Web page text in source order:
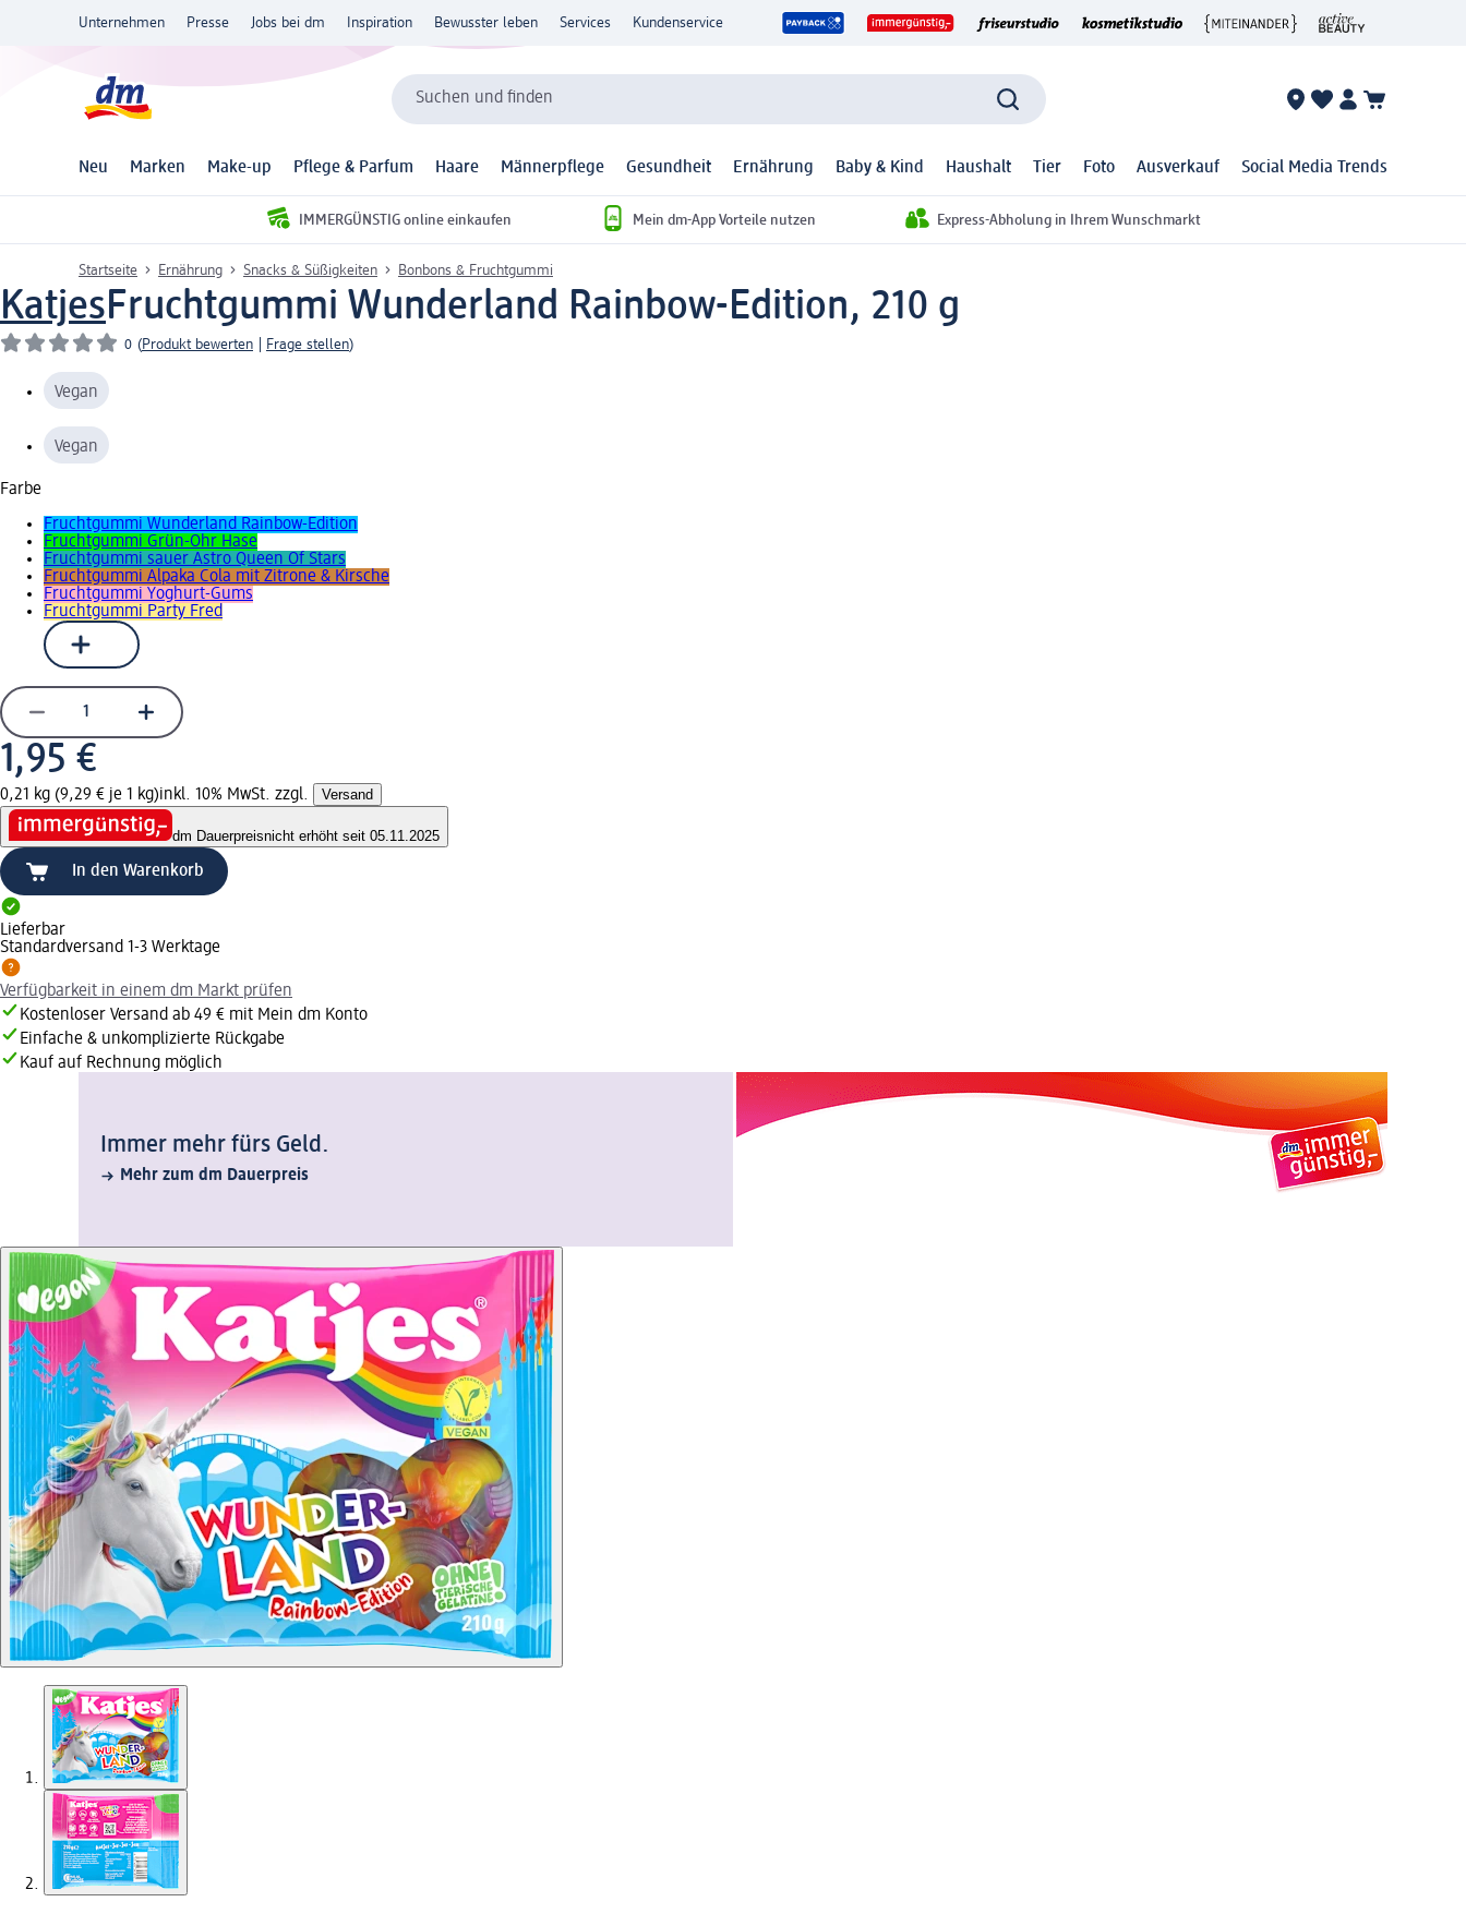
Unternehmen Presse Jobs bei dm Inspiration Bewusster leben Services Kundenservice
Suchen und finden
Neu Marken Make-up Pflege & Parfum Haare Männerpflege Gesundheit Ernährung Baby & Kind Haushalt Tier Foto Ausverkauf Social Media Trends
IMMERGÜNSTIG online einkaufen Mein dm-App Vorteile nutzen Express-Abholung in Ihrem Wunschmarkt
Startseite Ernährung Snacks & Süßigkeiten Bonbons & Fruchtgummi
KatjesFruchtgummi Wunderland Rainbow-Edition, 210 g
0 (Produkt bewerten Frage stellen)
Vegan
Vegan
Farbe
Fruchtgummi Wunderland Rainbow-Edition
Fruchtgummi Grün-Ohr Hase
Fruchtgummi sauer Astro Queen Of Stars
Fruchtgummi Alpaka Cola mit Zitrone & Kirsche
Fruchtgummi Yoghurt-Gums
Fruchtgummi Party Fred
1,95 €
0,21 kg (9,29 € je 1 kg)inkl. 10% MwSt. zzgl. Versand
dm Dauerpreisnicht erhöht seit 05.11.2025
In den Warenkorb
Lieferbar
Standardversand 1-3 Werktage
Verfügbarkeit in einem dm Markt prüfen
Kostenloser Versand ab 49 € mit Mein dm Konto
Einfache & unkomplizierte Rückgabe
Kauf auf Rechnung möglich
Immer mehr fürs Geld.
Mehr zum dm Dauerpreis